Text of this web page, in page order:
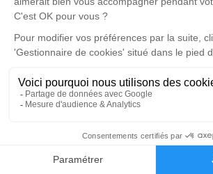
Faire-part
Un service de plantation d’arbre
disponible ici.
Je
Cérémonie
Église Saint-Martin
38090 Villefontaine